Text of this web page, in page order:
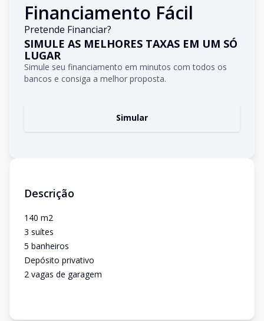
Financiamento Fácil
Pretende Financiar?
SIMULE AS MELHORES TAXAS EM UM SÓ
LUGAR
Simule seu financiamento em minutos com todos os
bancos e consiga a melhor proposta.
Simular
Descrição
140 m2
3 suítes
5 banheiros
Depósito privativo
2 vagas de garagem